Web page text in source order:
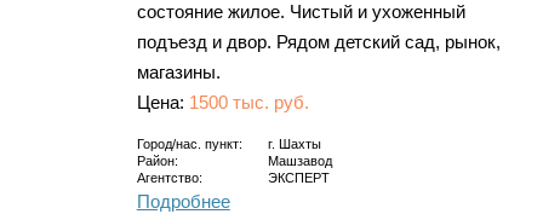
состояние жилое. Чистый и ухоженный
подъезд и двор. Рядом детский сад, рынок,
магазины.
Цена: 1500 тыс. руб.
Город/нас. пункт: г.
Шахты
Район:
Машзавод
Агентство:
ЭКСПЕРТ
Подробнее